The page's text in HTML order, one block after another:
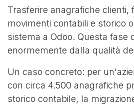
Trasferire anagrafiche clienti,
movimenti contabili e storico
sistema a Odoo. Questa fase
enormemente dalla qualità
Un caso concreto: per
con circa 4.500 anagrafiche
storico contabile, la